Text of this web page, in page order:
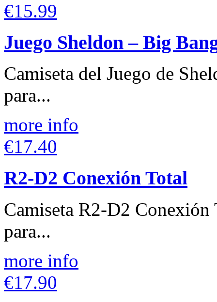
€15.99
Juego Sheldon – Big
Camiseta del Juego de
para...
more info
€17.40
R2-D2 Conexión Total
Camiseta R2-D2
para...
more info
€17.90